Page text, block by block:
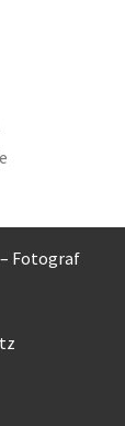
Fotograf